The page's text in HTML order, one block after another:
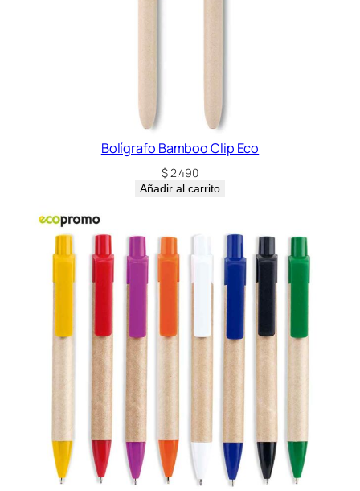
Bolígrafo Bamboo Clip Eco
$2.490
Añadir al carrito